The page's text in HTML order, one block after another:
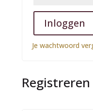
A
t
e
a
Inloggen
Je wachtwoord
Registreren